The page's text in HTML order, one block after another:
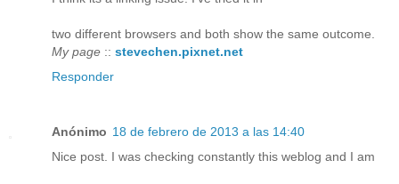
two different browsers and both show the same outcome.
My page :: stevechen.pixnet.net
Responder
Anónimo 18 de febrero de 2013 a las 14:40
Nice post. I was checking constantly this weblog and I am